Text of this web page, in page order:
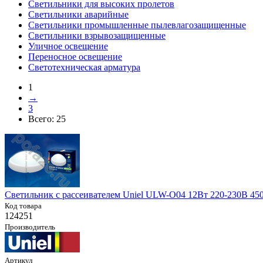
Светильники для высоких пролетов
Светильники аварийные
Светильники промышленные пылевлагозащищенные
Светильники взрывозащищенные
Уличное освещение
Переносное освещение
Светотехническая арматура
1
→
3
Всего: 25
Светильник с рассеивателем Uniel ULW-O04 12Вт 220-230В
Код товара
124251
Производитель
Артикул